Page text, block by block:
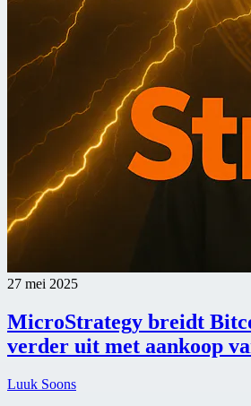
27 mei 2025
MicroStrategy breidt
verder uit met aankoop
Luuk Soons